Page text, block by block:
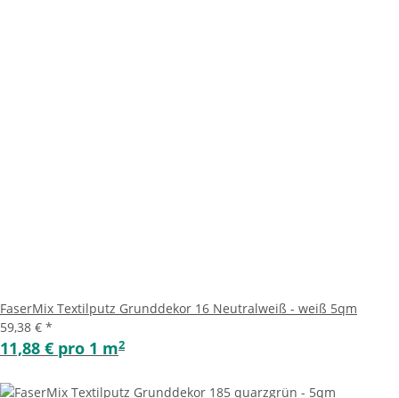
FaserMix Textilputz Grunddekor 16 Neutralweiß - weiß 5qm
59,38 € *
11,88 € pro 1 m2